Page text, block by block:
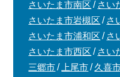
さいたま市南区
さい
さいたま市岩槻区
さ
さいたま市浦和区
さ
さいたま市西区
さい
三郷市
上尾市 久喜